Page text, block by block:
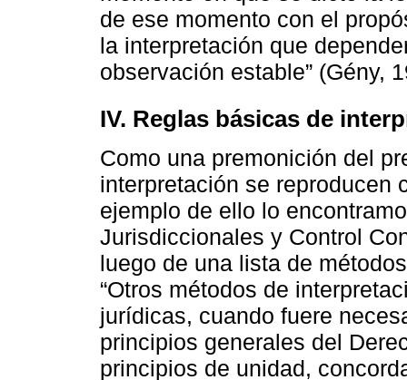
de ese momento con el
la interpretación que
observación estable” (Gény,
IV. Reglas básicas de
Como una premonición del
interpretación se reproducen
ejemplo de ello lo
Jurisdiccionales y Control
luego de una lista de
“Otros métodos de
jurídicas, cuando fuere
principios generales del
principios de unidad,